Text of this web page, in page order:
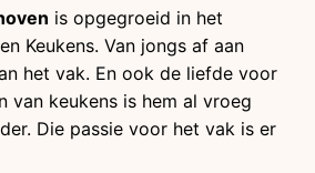
is opgegroeid in het
Keukens. Van jongs af aan
het vak. En ook de liefde voor
van keukens is hem al vroeg
Die passie voor het vak is er